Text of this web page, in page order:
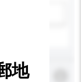
*必須填寫
地